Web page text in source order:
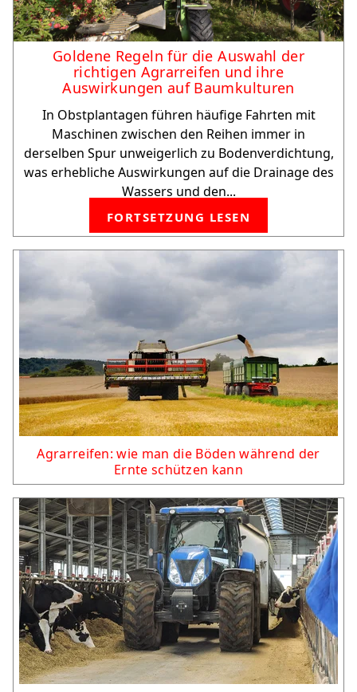
Goldene Regeln für die Auswahl der
richtigen Agrarreifen und ihre
Auswirkungen auf Baumkulturen
In Obstplantagen führen häufige Fahrten mit
Maschinen zwischen den Reihen immer in
derselben Spur unweigerlich zu Bodenverdichtung,
was erhebliche Auswirkungen auf die Drainage des
Wassers und den...
FORTSETZUNG LESEN
Agrarreifen: wie man die Böden während der
Ernte schützen kann